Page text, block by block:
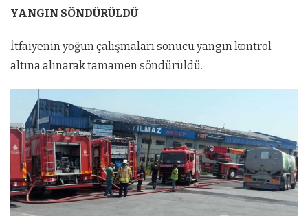
YANGIN SÖNDÜRÜLDÜ
İtfaiyenin yoğun çalışmaları sonucu yangın kontrol
altına alınarak tamamen söndürüldü.